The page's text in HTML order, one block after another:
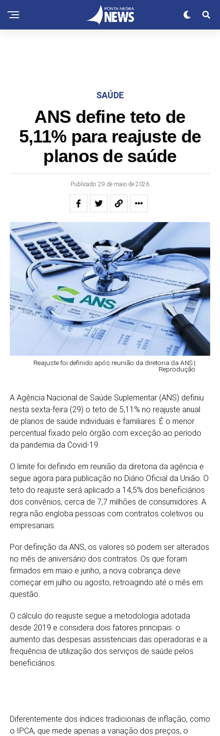
SAÚDE
ANS define teto de
5,11% para reajuste de
planos de saúde
Publicado 29 de maio de 2026
Reajuste foi definido após reunião da diretoria da ANS |
Reprodução
A Agência Nacional de Saúde Suplementar (ANS) definiu
nesta sexta-feira (29) o teto de 5,11% no reajuste anual
de planos de saúde individuais e familiares. É o menor
percentual fixado pelo órgão com exceção ao período
da pandemia da Covid-19.
O limite foi definido em reunião da diretoria da agência e
segue agora para publicação no Diário Oficial da União. O
teto do reajuste será aplicado a 14,5% dos beneficiários
dos convênios, cerca de 7,7 milhões de consumidores. A
regra não engloba pessoas com contratos coletivos ou
empresariais.
Por definição da ANS, os valores só podem ser alterados
no mês de aniversário dos contratos. Os que foram
firmados em maio e junho, a nova cobrança deve
começar em julho ou agosto, retroagindo até o mês em
questão.
O cálculo do reajuste segue a metodologia adotada
desde 2019 e considera dois fatores principais: o
aumento das despesas assistenciais das operadoras e a
frequência de utilização dos serviços de saúde pelos
beneficiários.
Diferentemente dos índices tradicionais de inflação, como
o IPCA, que mede apenas a variação dos preços, o